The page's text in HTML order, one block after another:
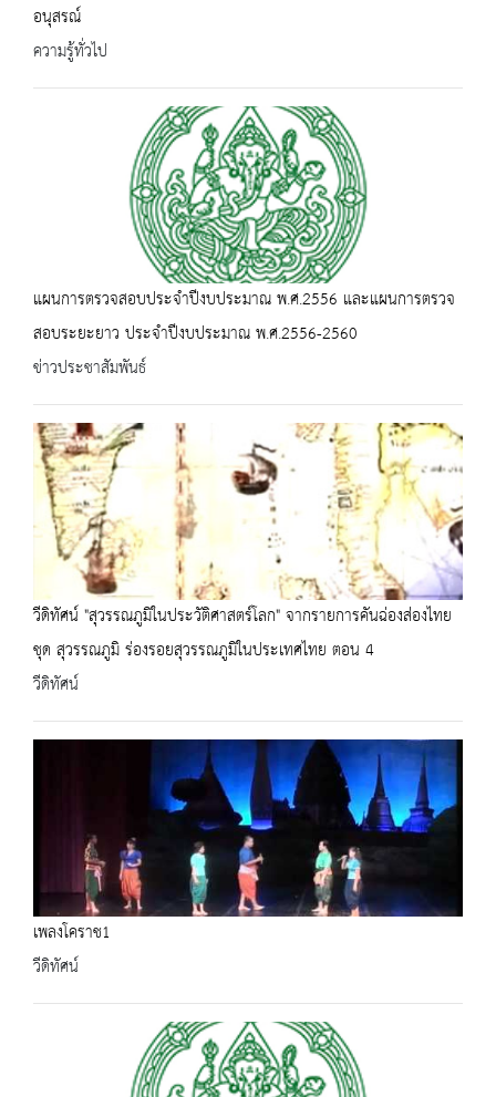
อนุสรณ์
ความรู้ทั่วไป
แผนการตรวจสอบประจำปีงบประมาณ พ.ศ.2556 และแผนการตรวจ
สอบระยะยาว ประจำปีงบประมาณ พ.ศ.2556-2560
ข่าวประชาสัมพันธ์
วีดิทัศน์ "สุวรรณภูมิในประวัติศาสตร์โลก" จากรายการคันฉ่องส่องไทย
ชุด สุวรรณภูมิ ร่องรอยสุวรรณภูมิในประเทศไทย ตอน 4
วีดิทัศน์
เพลงโคราช1
วีดิทัศน์